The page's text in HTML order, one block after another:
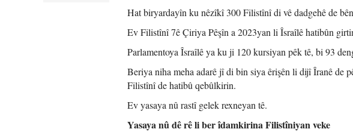
Hat biryardayîn ku nêzîkî 300 Filistînî di vê dadgehê de
Ev Filistînî 7ê Çiriya Pêşîn a 2023yan li Îsraîlê hatibûn
Parlamentoya Îsraîlê ya ku ji 120 kursiyan pêk tê, bi 93
Beriya niha meha adarê jî di bin siya êrişên li dijî Îranê de
Filistînî de hatibû qebûlkirin.
Ev yasaya nû rastî gelek rexneyan tê.
Yasaya nû dê rê li ber îdamkirina Filistîniyan veke